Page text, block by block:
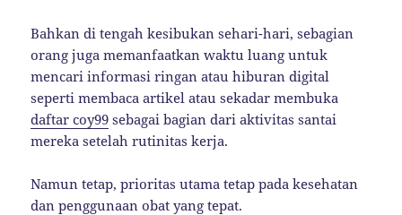
Bahkan di tengah kesibukan sehari-hari, sebagian
orang juga memanfaatkan waktu luang untuk
mencari informasi ringan atau hiburan digital
seperti membaca artikel atau sekadar membuka
daftar coy99 sebagai bagian dari aktivitas santai
mereka setelah rutinitas kerja.
Namun tetap, prioritas utama tetap pada kesehatan
dan penggunaan obat yang tepat.